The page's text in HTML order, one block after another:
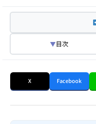
▼目次
X Facebook